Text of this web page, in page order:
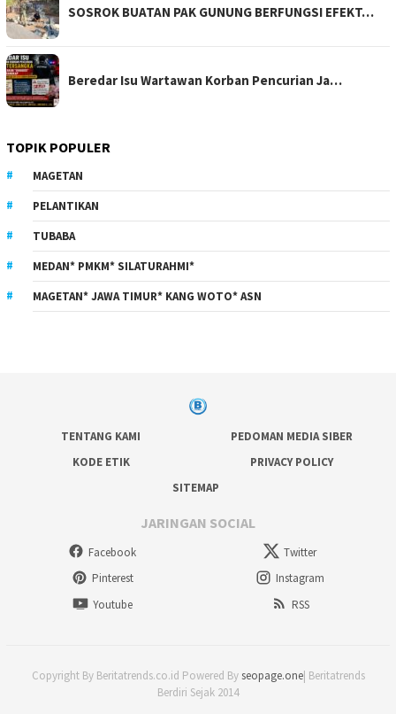
SOSROK BUATAN PAK GUNUNG BERFUNGSI EFEKT…
Beredar Isu Wartawan Korban Pencurian Ja…
TOPIK POPULER
MAGETAN
PELANTIKAN
TUBABA
MEDAN* PMKM* SILATURAHMI*
MAGETAN* JAWA TIMUR* KANG WOTO* ASN
TENTANG KAMI
PEDOMAN MEDIA SIBER
KODE ETIK
PRIVACY POLICY
SITEMAP
JARINGAN SOCIAL
Facebook
Twitter
Pinterest
Instagram
Youtube
RSS
Copyright By Beritatrends.co.id Powered Byseopage.one| Beritatrends
Berdiri Sejak 2014